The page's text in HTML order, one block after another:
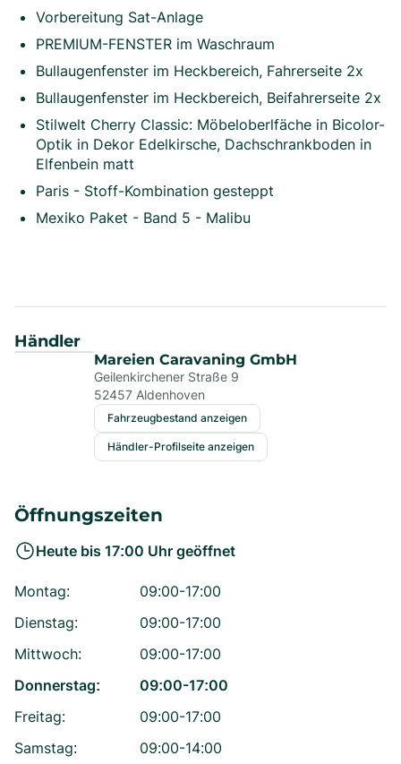
Vorbereitung Sat-Anlage
PREMIUM-FENSTER im Waschraum
Bullaugenfenster im Heckbereich, Fahrerseite 2x
Bullaugenfenster im Heckbereich, Beifahrerseite 2x
Stilwelt Cherry Classic: Möbeloberlfäche in Bicolor-
Optik in Dekor Edelkirsche, Dachschrankboden in
Elfenbein matt
Paris - Stoff-Kombination gesteppt
Mexiko Paket - Band 5 - Malibu
Händler
Mareien Caravaning GmbH
Geilenkirchener Straße 9
52457 Aldenhoven
Fahrzeugbestand anzeigen
Händler-Profilseite anzeigen
Öffnungszeiten
Heute bis 17:00 Uhr geöffnet
Montag:
09:00-17:00
Dienstag:
09:00-17:00
Mittwoch:
09:00-17:00
Donnerstag:
09:00-17:00
Freitag:
09:00-17:00
Samstag: 09:00-14:00